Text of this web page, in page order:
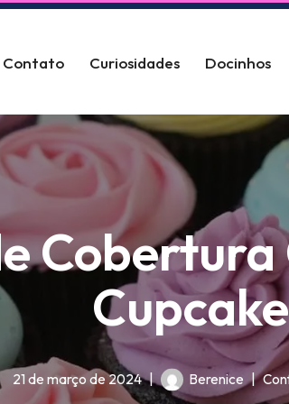
Contato Curiosidades Docinhos
21 de março de 2024 Berenice